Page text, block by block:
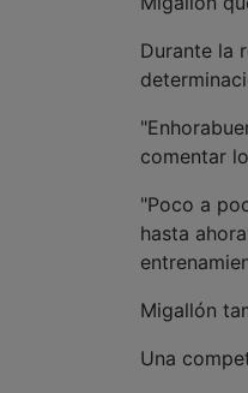
Durante la
comentar
"Poco a
hasta
Migallón
Una